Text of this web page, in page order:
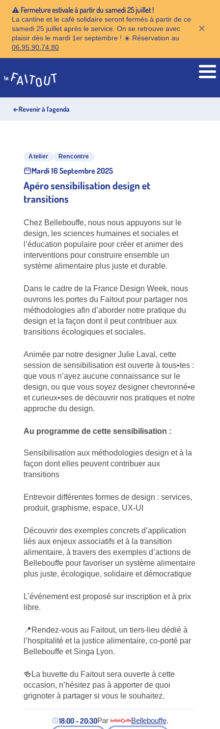
⚠️ Fermeture estivale à partir du samedi 25 juillet !
La cantine et le café solidaire seront fermés à partir de ce
samedi 25 juillet après le service. On se retrouve avec
plaisir dès le mardi 1er septembre ! ☀️ Réservation au
06.95.90.74.80
×
Accueil
←Revenir à l'agenda
Atelier Rencontre
Mardi 16 Septembre 2025
Apéro sensibilisation design et
transitions
Chez Bellebouffe, nous nous appuyons sur le
design, les sciences humaines et sociales et
l’éducation populaire pour créer et animer des
interventions pour construire ensemble un
système alimentaire plus juste et durable.
Dans le cadre de la France Design Week, nous
ouvrons les portes du Faitout pour partager nos
méthodologies afin d’aborder notre pratique du
design et la façon dont il peut contribuer aux
transitions écologiques et sociales.
Animée par notre designer Julie Laval, cette
session de sensibilisation est ouverte à tous•tes :
que vous n’ayez aucune connaissance sur le
design, ou que vous soyez designer chevronné•e
et curieux•ses de découvrir nos pratiques et notre
approche du design.
Au programme de cette sensibilisation :
Sensibilisation aux méthodologies design et à la
façon dont elles peuvent contribuer aux
transitions
Entrevoir différentes formes de design : services,
produit, graphisme, espace, UX-UI
Découvrir des exemples concrets d’application
liés aux enjeux associatifs et à la transition
alimentaire, à travers des exemples d’actions de
Bellebouffe pour favoriser un système alimentaire
plus juste, écologique, solidaire et démocratique
L’événement est proposé sur inscription et à prix
libre.
📍Rendez-vous au Faitout, un tiers-lieu dédié à
l’hospitalité et la justice alimentaire, co-porté par
Bellebouffe et Singa Lyon.
🍻La buvette du Faitout sera ouverte à cette
occasion, n’hésitez pas à apporter de quoi
grignoter à partager si vous le souhaitez.
18:00 - 20:30Par Bellebouffe
(nouvel onglet)
.